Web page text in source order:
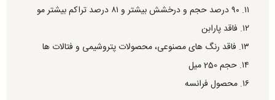
۱۱. ۹۰ درصد حجم و درخشش بیشتر و ۸۱ درصد تراکم بیشتر مو
۱۲. فاقد پارابن
۱۳. فاقد رنگ های مصنوعی، محصولات پتروشیمی و فتالات ها
۱۴. حجم 250 میل
۱۶. محصول فرانسه